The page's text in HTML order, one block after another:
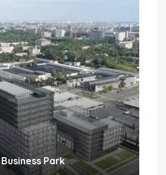
Business Park